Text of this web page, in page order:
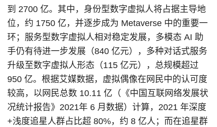
到 2700 亿。其中，身份型数字虚拟人将占据主导地
位，约 1750 亿，并逐步成为 Metaverse 中的重要一
环；服务型数字虚拟人相对稳定发展，多模态 AI 助
手仍有待进一步发展（840 亿元），多种对话式服务
升级至数字虚拟人形态（115 亿元），总规模超过
950 亿。根据艾媒数据，虚拟偶像在网民中的认可度
较高，以网民总数 10.11 亿（《中国互联网络发展状
况统计报告》2021年 6 月数据）计算，2021 年深度
+浅度追星人群占比超 80%，约 8 亿人；而在追星群